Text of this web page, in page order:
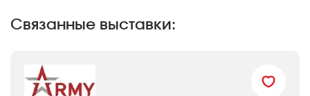
Связанные выставки: